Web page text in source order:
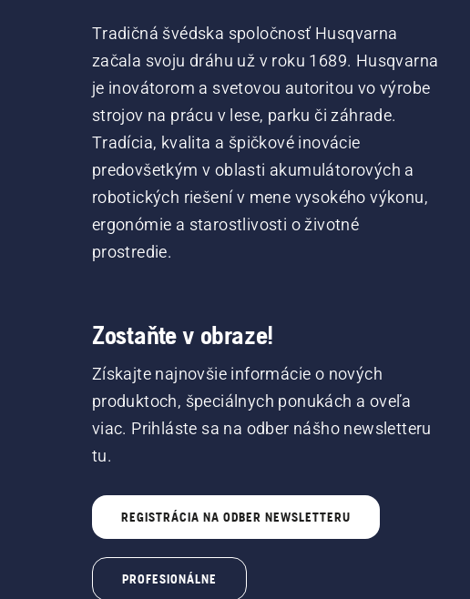
Tradičná švédska spoločnosť Husqvarna
začala svoju dráhu už v roku 1689. Husqvarna
je inovátorom a svetovou autoritou vo výrobe
strojov na prácu v lese, parku či záhrade.
Tradícia, kvalita a špičkové inovácie
predovšetkým v oblasti akumulátorových a
robotických riešení v mene vysokého výkonu,
ergonómie a starostlivosti o životné
prostredie.
Zostaňte v obraze!
Získajte najnovšie informácie o nových
produktoch, špeciálnych ponukách a oveľa
viac. Prihláste sa na odber nášho newsletteru
tu.
REGISTRÁCIA NA ODBER NEWSLETTERU
PROFESIONÁLNE